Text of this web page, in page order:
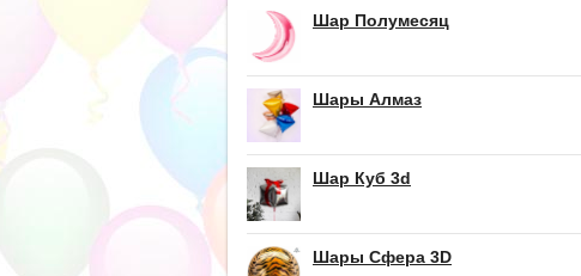
Шар Полумесяц
Шары Алмаз
Шар Куб 3d
Шары Сфера 3D